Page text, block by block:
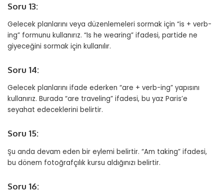
Soru 13:
Gelecek planlarını veya düzenlemeleri sormak için “is + verb-
ing” formunu kullanırız. “Is he wearing” ifadesi, partide ne
giyeceğini sormak için kullanılır.
Soru 14:
Gelecek planlarını ifade ederken “are + verb-ing” yapısını
kullanırız. Burada “are traveling” ifadesi, bu yaz Paris’e
seyahat edeceklerini belirtir.
Soru 15:
Şu anda devam eden bir eylemi belirtir. “Am taking” ifadesi,
bu dönem fotoğrafçılık kursu aldığınızı belirtir.
Soru 16: